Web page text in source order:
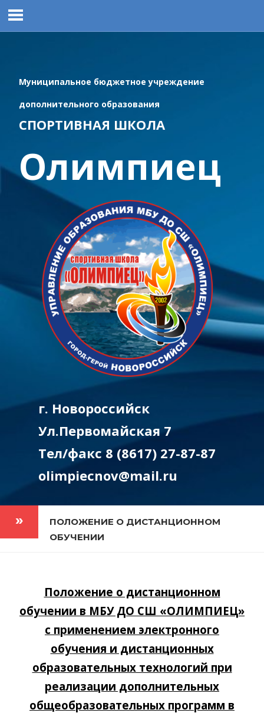
Перейти
Муниципальное бюджетное учреждение
дополнительного образования
СПОРТИВНАЯ ШКОЛА
Олимпиец
г. Новороссийск
Ул.Первомайская 7
Тел/факс 8 (8617) 27-87-87
olimpiecnov@mail.ru
ПОЛОЖЕНИЕ О ДИСТАНЦИОННОМ
ОБУЧЕНИИ
Положение о дистанционном
обучении в МБУ ДО СШ «ОЛИМПИЕЦ»
с применением электронного
обучения и дистанционных
образовательных технологий при
реализации дополнительных
общеобразовательных программ в